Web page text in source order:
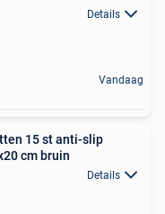
Details
Vandaag
15 st anti-slip
cm bruin
Details